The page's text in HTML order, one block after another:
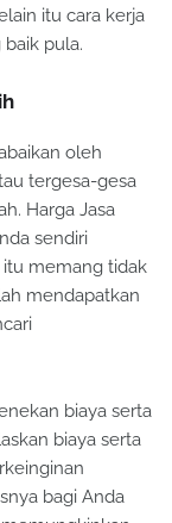
itu cara kerja
pula.
oleh
tergesa-gesa
Harga Jasa
sendiri
memang tidak
mendapatkan
biaya serta
biaya serta
bagi Anda